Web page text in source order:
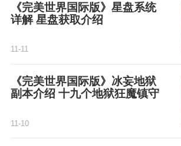
《完美世界国际版》星盘系统
详解 星盘获取介绍
11-11
《完美世界国际版》冰妄地狱
副本介绍 十九个地狱狂魔镇守
11-10